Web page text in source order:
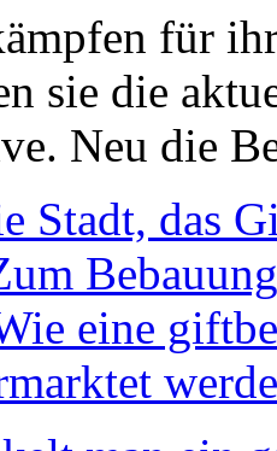
für
sie die
Neu die
Stadt, das
eine